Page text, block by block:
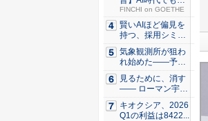
わらない...
FINCHI on GOETHE
賢いAIほど偏見を
持つ、採用シミュ
レーシ...
気象観測所が狙わ
れ始めた——予測
市場とA...
見るために、消す
—— ローマン宇宙
望遠鏡...
キオクシア、2026
Q1の利益は8422...